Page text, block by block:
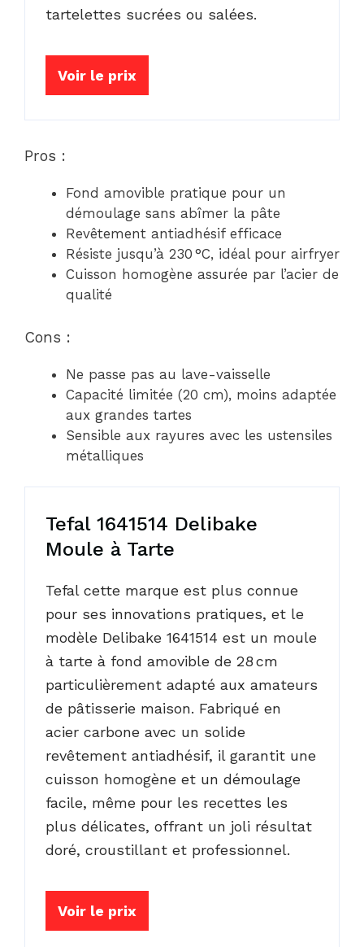
tartelettes sucrées ou salées.
Voir le prix
Pros :
Fond amovible pratique pour un
démoulage sans abîmer la pâte
Revêtement antiadhésif efficace
Résiste jusqu’à 230 °C, idéal pour airfryer
Cuisson homogène assurée par l’acier de
qualité
Cons :
Ne passe pas au lave-vaisselle
Capacité limitée (20 cm), moins adaptée
aux grandes tartes
Sensible aux rayures avec les ustensiles
métalliques
Tefal 1641514 Delibake
Moule à Tarte
Tefal cette marque est plus connue
pour ses innovations pratiques, et le
modèle Delibake 1641514 est un moule
à tarte à fond amovible de 28 cm
particulièrement adapté aux amateurs
de pâtisserie maison. Fabriqué en
acier carbone avec un solide
revêtement antiadhésif, il garantit une
cuisson homogène et un démoulage
facile, même pour les recettes les
plus délicates, offrant un joli résultat
doré, croustillant et professionnel.
Voir le prix